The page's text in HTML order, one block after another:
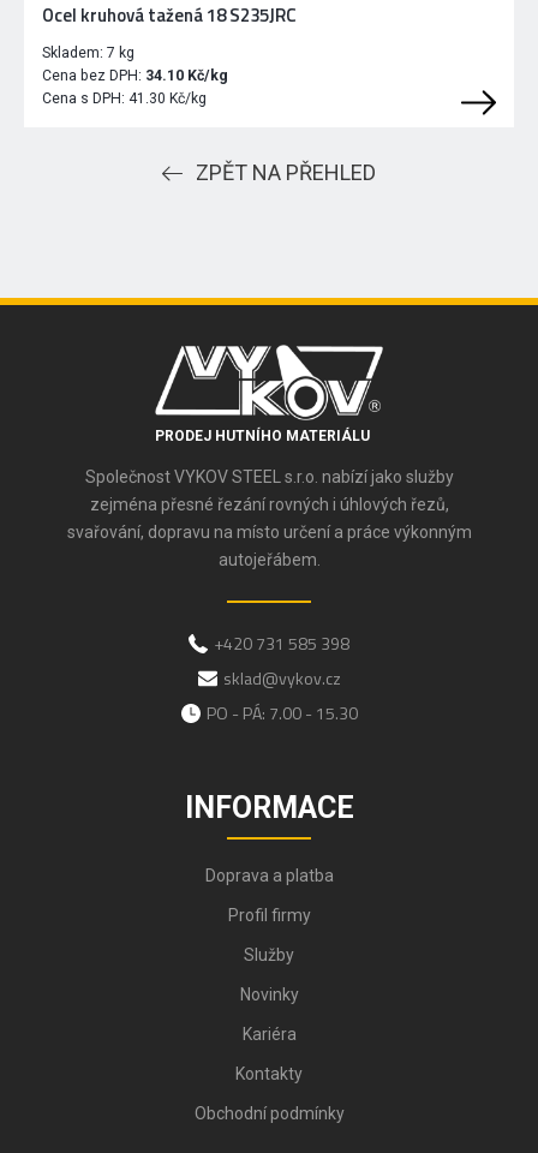
Ocel kruhová tažená 18 S235JRC
Skladem: 7 kg
Cena bez DPH: 34.10 Kč/kg
Cena s DPH: 41.30 Kč/kg
ZPĚT NA PŘEHLED
PRODEJ HUTNÍHO MATERIÁLU
Společnost VYKOV STEEL s.r.o. nabízí jako služby
zejména přesné řezání rovných i úhlových řezů,
svařování, dopravu na místo určení a práce výkonným
autojeřábem.
+420 731 585 398
sklad@vykov.cz
PO - PÁ: 7.00 - 15.30
INFORMACE
Doprava a platba
Profil firmy
Služby
Novinky
Kariéra
Kontakty
Obchodní podmínky